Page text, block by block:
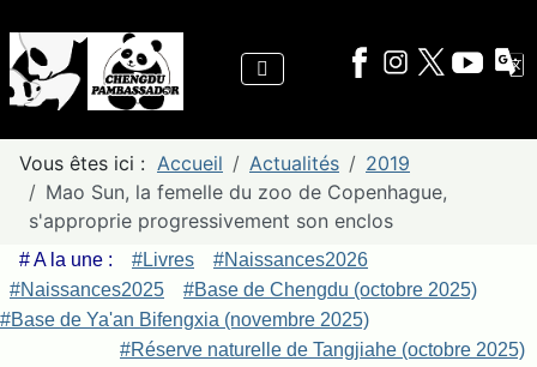
Vous êtes ici : Accueil Actualités
2019
Mao Sun, la femelle du zoo de Copenhague,
s'approprie progressivement son enclos
# A la une : #Livres
#Naissances2026
#Naissances2025
#Base de Chengdu (octobre 2025)
#Base de Ya'an Bifengxia (novembre 2025)
#Réserve naturelle de Tangjiahe (octobre 2025)